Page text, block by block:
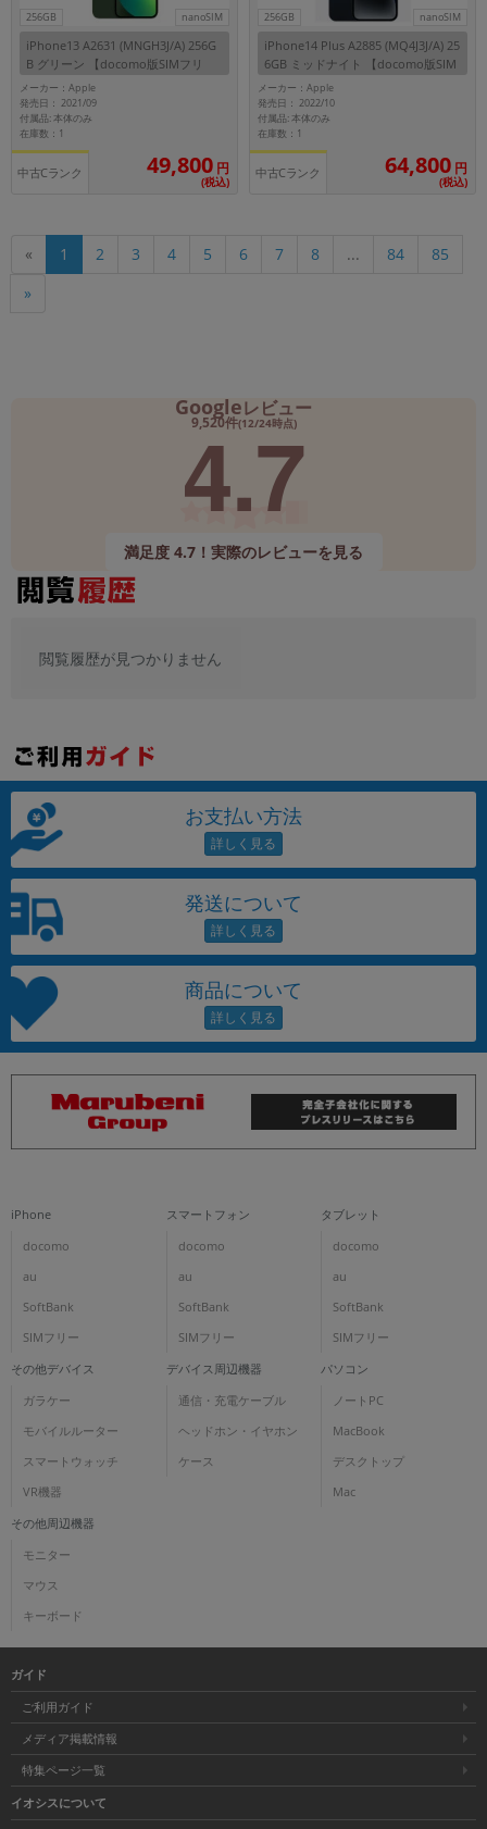
256GB nanoSIM
iPhone13 A2631 (MNGH3J/A) 256G
B グリーン 【docomo版SIMフリ
ー】
メーカー：Apple
発売日： 2021/09
付属品: 本体のみ
在庫数：1
中古Cランク 49,800 円
(税込)
256GB nanoSIM
iPhone14 Plus A2885 (MQ4J3J/A) 25
6GB ミッドナイト 【docomo版SIM
フリー】
メーカー：Apple
発売日： 2022/10
付属品: 本体のみ
在庫数：1
中古Cランク 64,800 円
(税込)
« 1 2 3 4 5 6 7 8 ... 84
85
»
Googleレビュー
9,520件(12/24時点)
4.7
満足度 4.7！実際のレビューを見る
閲覧履歴が見つかりません
お支払い方法
発送について
商品について
iPhone
docomo
au
SoftBank
SIMフリー
スマートフォン
docomo
au
SoftBank
SIMフリー
タブレット
docomo
au
SoftBank
SIMフリー
その他デバイス
ガラケー
モバイルルーター
スマートウォッチ
VR機器
デバイス周辺機器
通信・充電ケーブル
ヘッドホン・イヤホン
ケース
パソコン
ノートPC
MacBook
デスクトップ
Mac
その他周辺機器
モニター
マウス
キーボード
ガイド
ご利用ガイド
メディア掲載情報
特集ページ一覧
イオシスについて